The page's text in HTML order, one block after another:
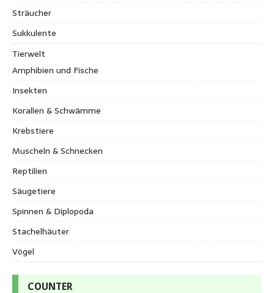
Sträucher
Sukkulente
Tierwelt
Amphibien und Fische
Insekten
Korallen & Schwämme
Krebstiere
Muscheln & Schnecken
Reptilien
Säugetiere
Spinnen & Diplopoda
Stachelhäuter
Vögel
COUNTER